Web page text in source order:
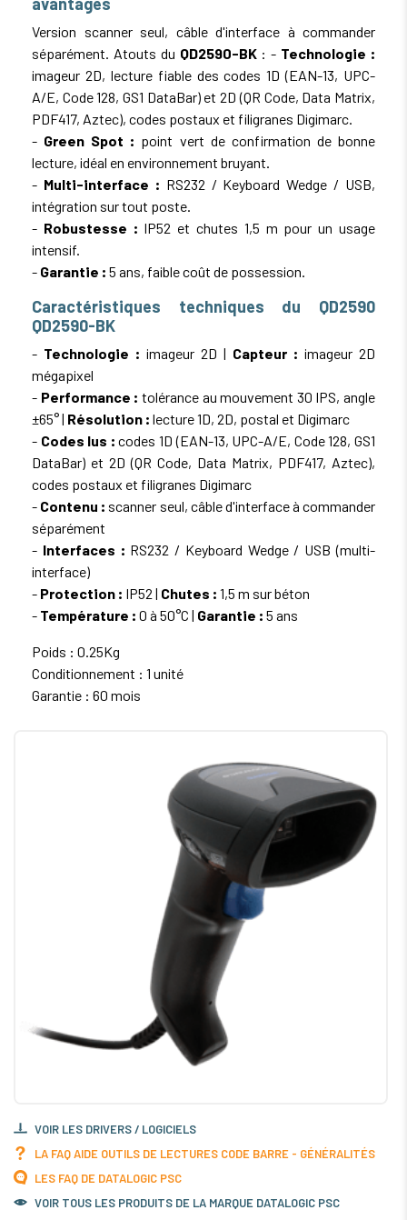
VOIR LES DRIVERS / LOGICIELS
LA FAQ AIDE OUTILS DE LECTURES CODE BARRE - GÉNÉRALITÉS
LES FAQ DE DATALOGIC PSC
VOIR TOUS LES PRODUITS DE LA MARQUE DATALOGIC PSC
Version scanner seul, câble d'interface à commander
séparément. Atouts du QD2590-BK: - Technologie :
imageur 2D, lecture fiable des codes 1D (EAN-13, UPC-
A/E, Code 128, GS1 DataBar) et 2D (QR Code, Data Matrix,
PDF417, Aztec), codes postaux et filigranes Digimarc.
- Green Spot : point vert de confirmation de bonne
lecture, idéal en environnement bruyant.
- Multi-interface : RS232 / Keyboard Wedge / USB,
intégration sur tout poste.
- Robustesse : IP52 et chutes 1,5 m pour un usage
intensif.
- Garantie : 5 ans, faible coût de possession.
Caractéristiques techniques du QD2590
QD2590-BK
- Technologie : imageur 2D | Capteur : imageur 2D
mégapixel
- Performance : tolérance au mouvement 30 IPS, angle
±65° | Résolution : lecture 1D, 2D, postal et Digimarc
- Codes lus : codes 1D (EAN-13, UPC-A/E, Code 128, GS1
DataBar) et 2D (QR Code, Data Matrix, PDF417, Aztec),
codes postaux et filigranes Digimarc
- Contenu : scanner seul, câble d'interface à commander
séparément
- Interfaces : RS232 / Keyboard Wedge / USB (multi-
interface)
- Protection : IP52 | Chutes : 1,5 m sur béton
- Température : 0 à 50°C | Garantie : 5 ans
Poids : 0.25Kg
Conditionnement : 1 unité
Garantie : 60 mois